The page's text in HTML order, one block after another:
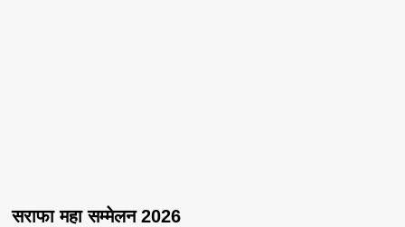
सराफा महा सम्मेलन 2026